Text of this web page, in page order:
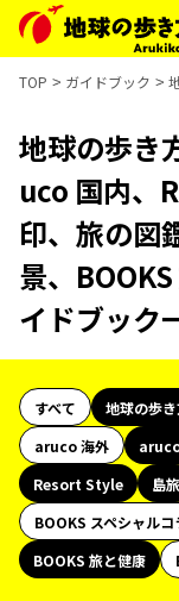
TOP ガイドブック
地球の歩き
uco 国内、
印、旅の図
景、
イドブック
すべて 地球の歩
aruco 海外
Resort Style
島旅
BOOKS スペシャルコ
BOOKS 旅と健康